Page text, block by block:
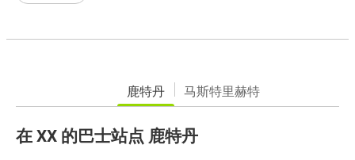
鹿特丹 马斯特里赫特
在 XX 的巴士站点 鹿特丹